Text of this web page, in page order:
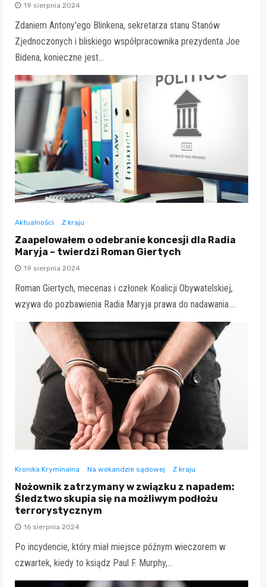
19 sierpnia 2024
Zdaniem Antony'ego Blinkena, sekretarza stanu Stanów
Zjednoczonych i bliskiego współpracownika prezydenta Joe
Bidena, konieczne jest…
Aktualności Z kraju
Zaapelowałem o odebranie koncesji dla Radia
Maryja – twierdzi Roman Giertych
19 sierpnia 2024
Roman Giertych, mecenas i członek Koalicji Obywatelskiej,
wzywa do pozbawienia Radia Maryja prawa do nadawania.…
Kronika Kryminalna Na wokandzie sądowej Z kraju
Nożownik zatrzymany w związku z napadem:
Śledztwo skupia się na możliwym podłożu
terrorystycznym
16 sierpnia 2024
Po incydencie, który miał miejsce późnym wieczorem w
czwartek, kiedy to ksiądz Paul F. Murphy,…